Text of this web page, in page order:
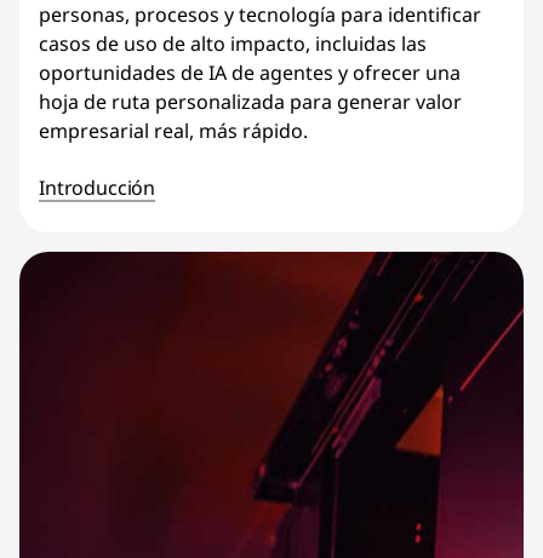
personas, procesos y tecnología para identificar
casos de uso de alto impacto, incluidas las
oportunidades de IA de agentes y ofrecer una
hoja de ruta personalizada para generar valor
empresarial real, más rápido.
Introducción